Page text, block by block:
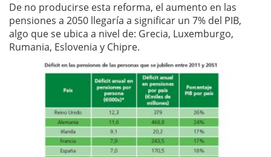
De no producirse esta reforma, el aumento en las
pensiones a 2050 llegaría a significar un 7% del PIB,
algo que se ubica a nivel de: Grecia, Luxemburgo,
Rumania, Eslovenia y Chipre.